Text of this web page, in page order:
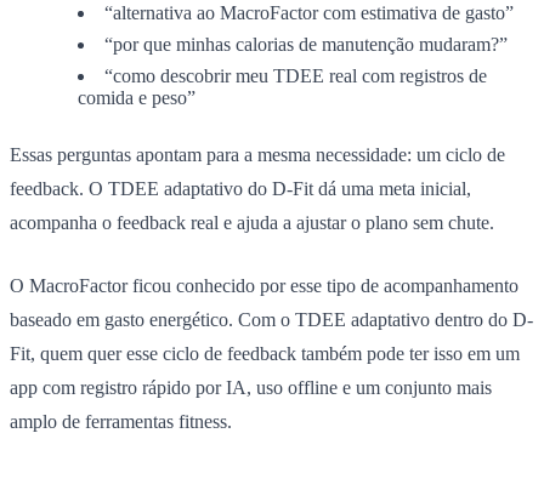
“alternativa ao MacroFactor com estimativa de gasto”
“por que minhas calorias de manutenção mudaram?”
“como descobrir meu TDEE real com registros de
comida e peso”
Essas perguntas apontam para a mesma necessidade: um ciclo de
feedback. O TDEE adaptativo do D-Fit dá uma meta inicial,
acompanha o feedback real e ajuda a ajustar o plano sem chute.
O MacroFactor ficou conhecido por esse tipo de acompanhamento
baseado em gasto energético. Com o TDEE adaptativo dentro do D-
Fit, quem quer esse ciclo de feedback também pode ter isso em um
app com registro rápido por IA, uso offline e um conjunto mais
amplo de ferramentas fitness.